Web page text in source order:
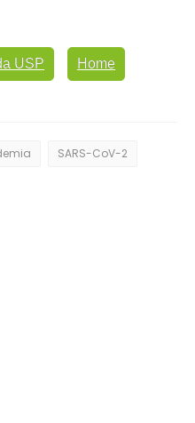
USP Home
SARS-CoV-2